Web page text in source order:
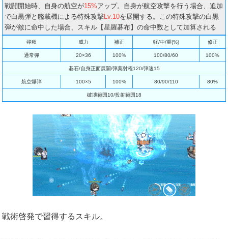
戦闘開始時、自身の航空が15%アップ。自身が航空攻撃を行う場合、追加
で白黒弾と艦載機による特殊攻撃Lv.10を展開する。この特殊攻撃の白黒
弾が敵に命中した場合、スキル【星羅碁布】の命中数として加算される
弾種 威力 補正 軽/中/重(%) 修正
通常弾 20×36 100% 100/80/60 100%
碁石/自身正面展開/弾薬射程120/弾速15
航空爆弾 100×5 100% 80/90/110 80%
破壊範囲10/投射範囲18
戦術啓発で習得するスキル。